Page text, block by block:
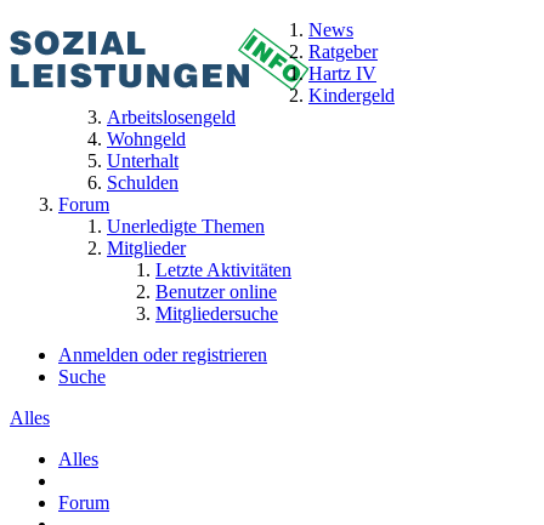
News
Ratgeber
Hartz IV
Kindergeld
Arbeitslosengeld
Wohngeld
Unterhalt
Schulden
Forum
Unerledigte Themen
Mitglieder
Letzte Aktivitäten
Benutzer online
Mitgliedersuche
Anmelden oder registrieren
Suche
Alles
Alles
Forum